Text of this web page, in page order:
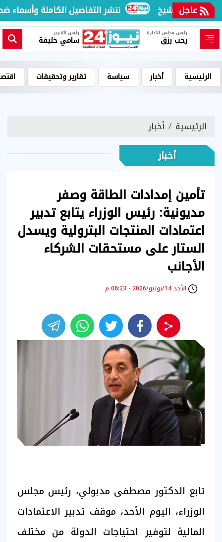
عاجل ننشر التفاصيل الكاملة وأسماء
رئيس مجلس الادارة
رجب رزق
رئيس التحرير
سامي خليفة
الرئيسية أخبار سياسة تقارير وتحقيقات
الرئيسية أخبار
أخبار
تأمين إمدادات الطاقة وصفر
مديونية: رئيس الوزراء يتابع تدبير
اعتمادات المنتجات البترولية ويسدل
الستار على مستحقات الشركاء
الأجانب
الأحد 14/يونيو/2026 - 08:23 م
تابع الدكتور مصطفى مدبولي، رئيس مجلس
الوزراء، اليوم الأحد، موقف تدبير الاعتمادات
المالية لتوفير احتياجات الدولة من مختلف